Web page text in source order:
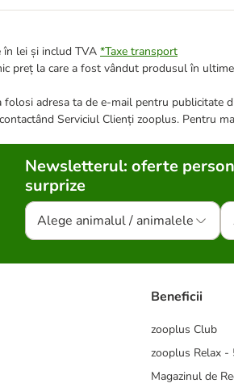
lei și includ TVA *Taxe transport
preț la care a fost vândut produsul în
adresa ta de e-mail pentru publicitate
Serviciul Clienți zooplus. Pentru
Newsletterul: oferte
surprize
Alege animalul / animalele
Beneficii
zooplus Club
zooplus Relax -
Magazinul de